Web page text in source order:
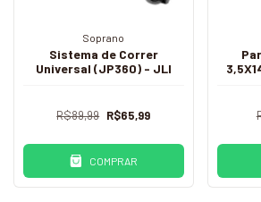
Soprano
Sistema de Correr
Universal (JP360) - JLI
R$89,99 R$65,99
COMPRAR